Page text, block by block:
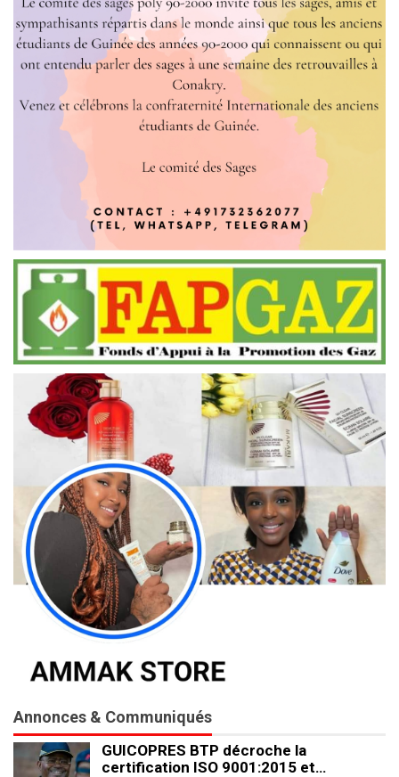
Annonces & Communiqués
GUICOPRES BTP décroche la
certification ISO 9001:2015 et…